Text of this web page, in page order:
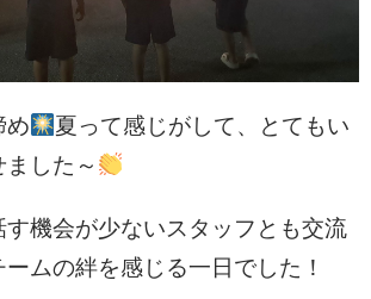
め
夏って感じがして、とてもい
した～
機会が少ないスタッフとも交流
ムの絆を感じる一日でした！